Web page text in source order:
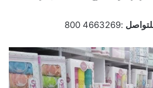
:4663269 800